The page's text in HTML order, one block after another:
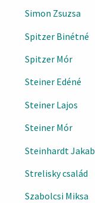
Simon Zsuzsa
Spitzer Binétné
Spitzer Mór
Steiner Edéné
Steiner Lajos
Steiner Mór
Steinhardt Jakab
Strelisky család
Szabolcsi Miksa